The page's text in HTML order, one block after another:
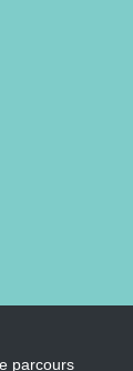
parcours